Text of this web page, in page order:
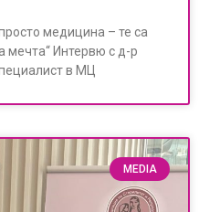
медицина – те са
мечта“ Интервю с д-р
в МЦ
MEDIA